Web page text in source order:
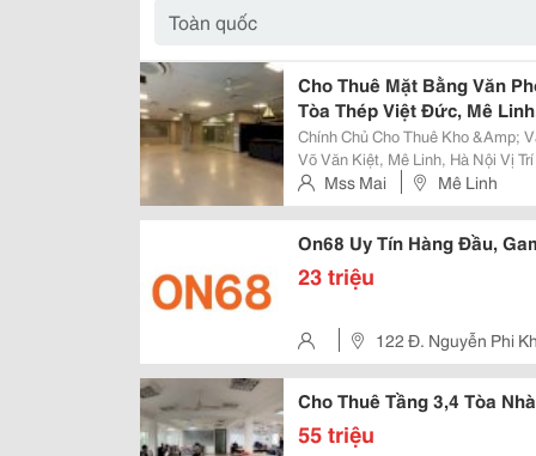
Cho Thuê Mặt Bằng Văn
Tòa Thép Việt Đức, Mê
Chính Chủ Cho Thuê Kho &Amp;
Võ Văn Kiệt, Mê Linh, Hà Nội Vị Trí Thuận Tiện Trên Trục Đường Võ Văn Kiệt,
Kết Nối Nhanh Sân Bay Nội Bài,
Nghiệp Lân Cận. 1. Cho Thuê...
Mss Mai Mê Linh
On68 Uy Tín Hàng Đầu,
23 triệu
122 Đ. Nguyễn Phi
Cho Thuê Tầng 3,4 Tòa
55 triệu